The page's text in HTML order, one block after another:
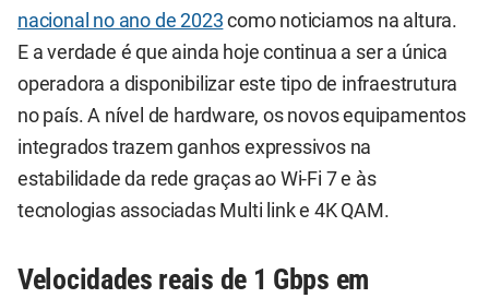
nacional no ano de 2023 como noticiamos na altura.
E a verdade é que ainda hoje continua a ser a única
operadora a disponibilizar este tipo de infraestrutura
no país. A nível de hardware, os novos equipamentos
integrados trazem ganhos expressivos na
estabilidade da rede graças ao Wi-Fi 7 e às
tecnologias associadas Multi link e 4K QAM.
Velocidades reais de 1 Gbps em